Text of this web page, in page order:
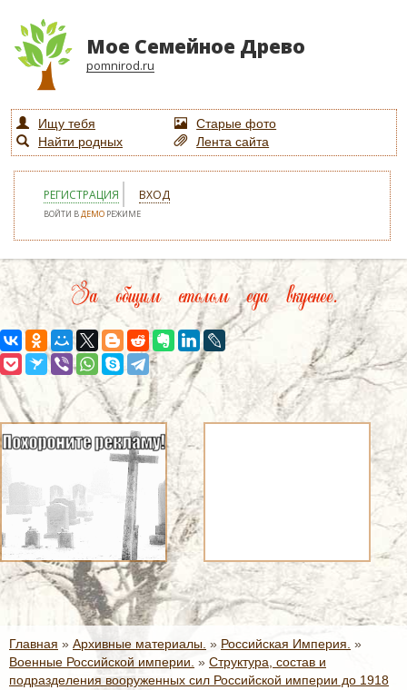
Мое Семейное Древо
pomnirod.ru
Ищу тебя
Старые фото
Найти родных
Лента сайта
РЕГИСТРАЦИЯ ВХОД
ВОЙТИ ВДЕМО РЕЖИМЕ
За общим столом еда вкуснее.
Главная » Архивные материалы. » Российская Империя. »
Военные Российской империи. » Структура, состав и
подразделения вооруженных сил Российской империи до 1918